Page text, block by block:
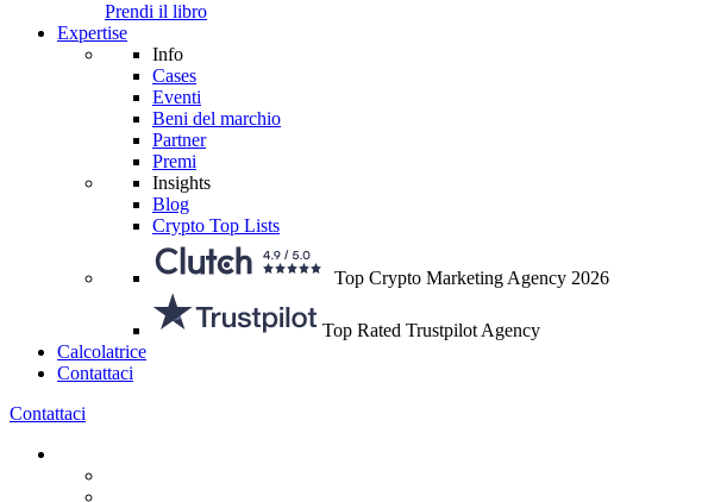
Prendi il libro
Expertise
Info
Cases
Eventi
Beni del marchio
Partner
Premi
Insights
Blog
Crypto Top Lists
Top Crypto Marketing Agency 2026
Top Rated Trustpilot Agency
Calcolatrice
Contattaci
Contattaci